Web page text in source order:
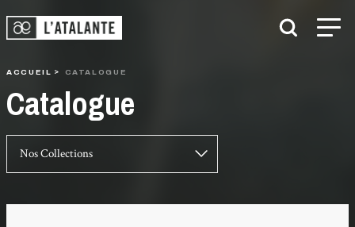
ACCUEIL CATALOGUE
Catalogue